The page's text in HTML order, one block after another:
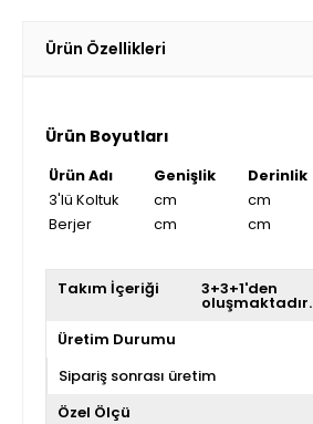
Ürün Özellikleri
Ürün Boyutları
Ürün Adı Genişlik Derinlik
3'lü Koltuk
cm cm
Berjer
cm cm
Takım İçeriği 3+3+1'den
oluşmaktadır.
Üretim Durumu
Sipariş sonrası üretim
Özel Ölçü